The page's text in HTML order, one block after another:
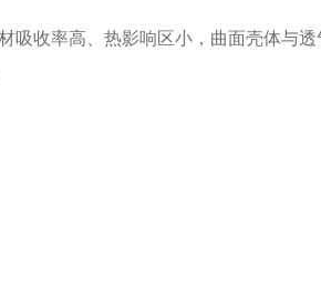
收率高、热影响区小，曲面壳体与